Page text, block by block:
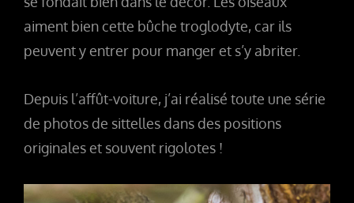
aiment bien cette bûche troglodyte, car ils
peuvent y entrer pour manger et s’y abriter.
Depuis l’affût-voiture, j’ai réalisé toute une série
de photos de sittelles dans des positions
originales et souvent rigolotes !